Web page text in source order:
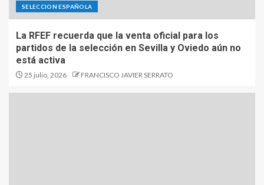
SELECCION ESPAÑOLA
La RFEF recuerda que la venta oficial para los
partidos de la selección en Sevilla y Oviedo aún no
está activa
25 julio, 2026 FRANCISCO JAVIER SERRATO